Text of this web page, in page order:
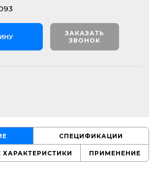
ЗАКАЗАТЬ
ЗВОНОК
СПЕЦИФИКАЦИИ
ХАРАКТЕРИСТИКИ ПРИМЕНЕНИЕ